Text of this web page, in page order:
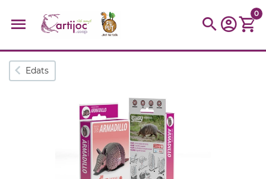
Cerques populars
parquing tinkering kit
0
Edats